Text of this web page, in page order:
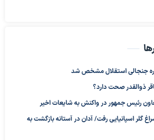
جنجالی استقلال مشخص شد
ذوالقدر صحت دارد؟
رئیس جمهور در واکنش به شایعات اخیر
گلر اسپانیایی رفت/ آدان در آستانه بازگشت به